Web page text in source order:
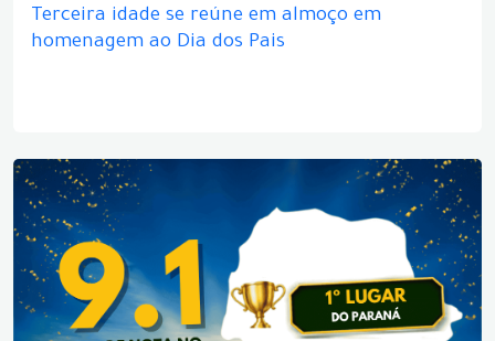
Terceira idade se reúne em almoço em
homenagem ao Dia dos Pais